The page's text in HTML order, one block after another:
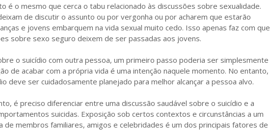
mesmo que cerca o tabu relacionado às discussões sobre sexualidade.
de discutir o assunto ou por vergonha ou por acharem que estarão
e jovens embarquem na vida sexual muito cedo. Isso apenas faz com que
sobre sexo seguro deixem de ser passadas aos jovens.
o suicídio com outra pessoa, um primeiro passo poderia ser simplesmente
de acabar com a própria vida é uma intenção naquele momento. No entanto,
deve ser cuidadosamente planejado para melhor alcançar a pessoa alvo.
preciso diferenciar entre uma discussão saudável sobre o suicídio e a
suicidas. Exposição sob certos contextos e circunstâncias a um
de membros familiares, amigos e celebridades é um dos principais fatores de